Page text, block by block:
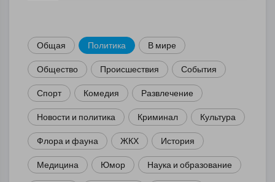
Общая Политика В мире
Общество Происшествия События
Спорт Комедия Развлечение
Новости и политика Криминал Культура
Флора и фауна ЖКХ История
Медицина Юмор Наука и образование